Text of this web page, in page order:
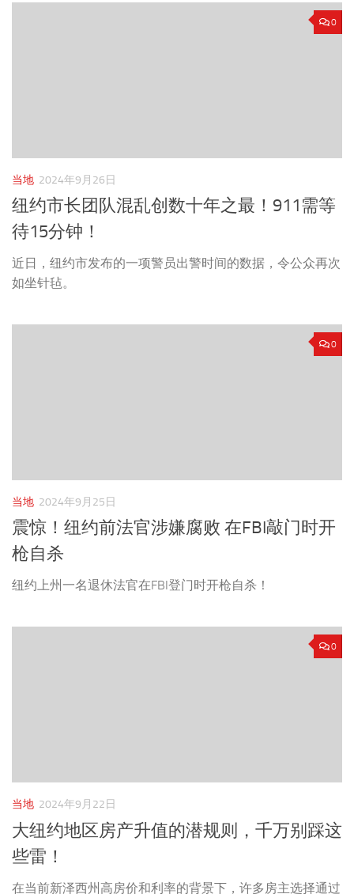
0
当地 2024年9月26日
纽约市长团队混乱创数十年之最！911需等
待15分钟！
近日，纽约市发布的一项警员出警时间的数据，令公众再次
如坐针毡。
0
当地 2024年9月25日
震惊！纽约前法官涉嫌腐败 在FBI敲门时开
枪自杀
纽约上州一名退休法官在FBI登门时开枪自杀！
0
当地 2024年9月22日
大纽约地区房产升值的潜规则，千万别踩这
些雷！
在当前新泽西州高房价和利率的背景下，许多房主选择通过